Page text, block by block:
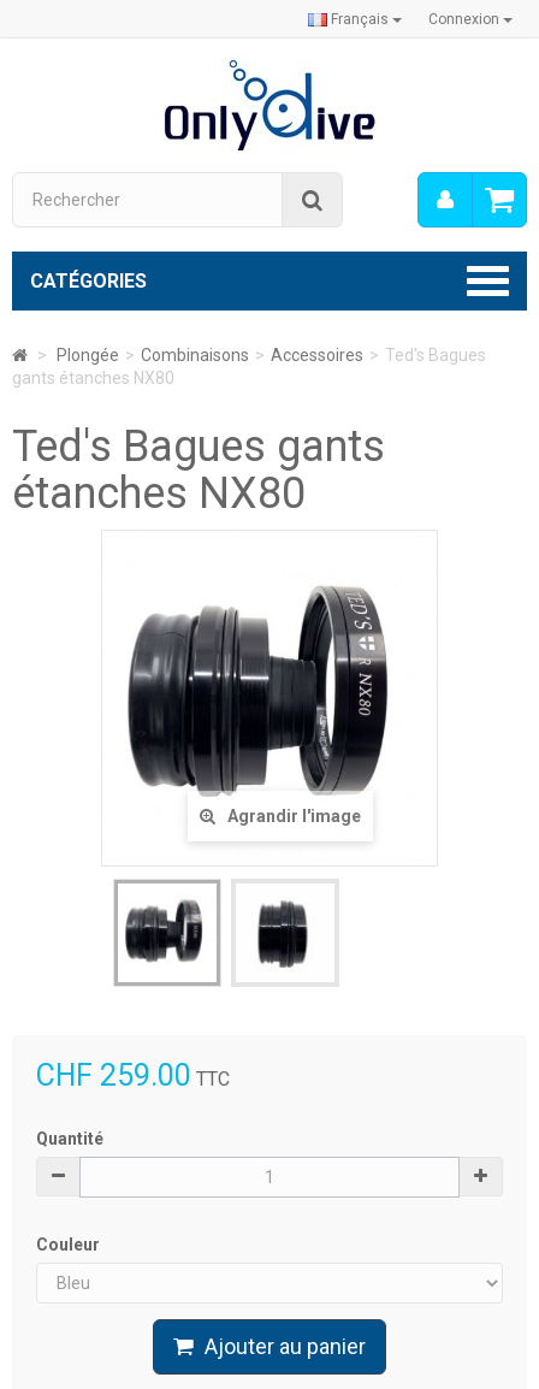
Connexion
Français
Mon
CATÉGORIES
> Plongée > Combinaisons > Accessoires > Ted's Bagues
gants étanches NX80
Ted's Bagues gants
étanches NX80
Agrandir l'image
CHF 259.00 TTC
Quantité
Couleur
Ajouter au panier